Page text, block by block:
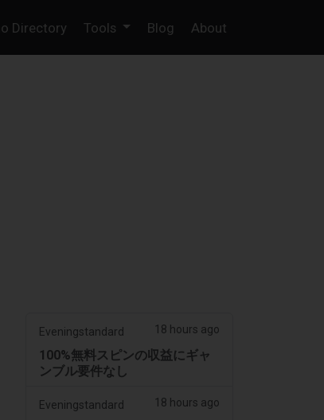
Directory Tools Blog About
Eveningstandard 18 hours ago
100%無料スピンの収益にギャ
ンブル要件なし
Eveningstandard 18 hours ago